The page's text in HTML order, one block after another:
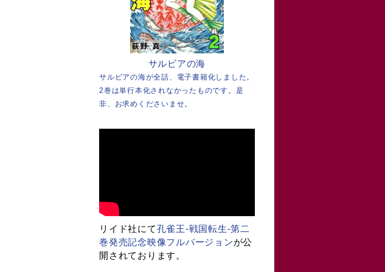
サルビアの海
サルビアの海が全話、電子書籍化しました。
2巻は単行本化されなかったものです。是
非、お求めくださいませ。
リイド社にて孔雀王-戦国転生-第二
巻発売記念映像フルバージョンが公
開されております。